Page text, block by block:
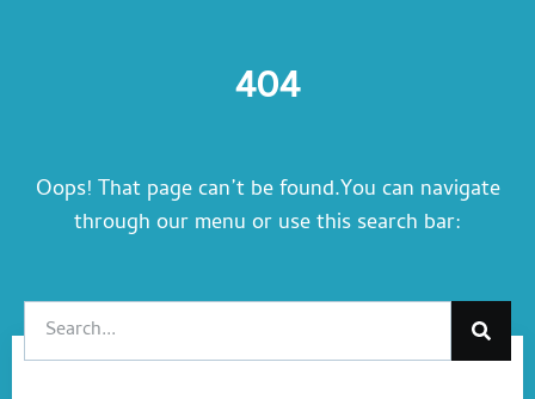
404
Oops! That page can’t be found.You can navigate
through our menu or use this search bar: